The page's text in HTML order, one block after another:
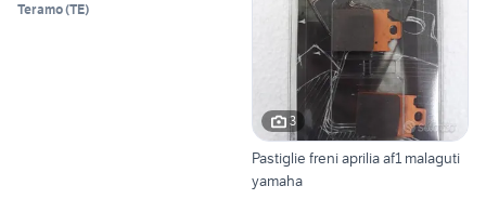
Teramo(TE)
3
Pastiglie freni aprilia af1 malaguti
yamaha